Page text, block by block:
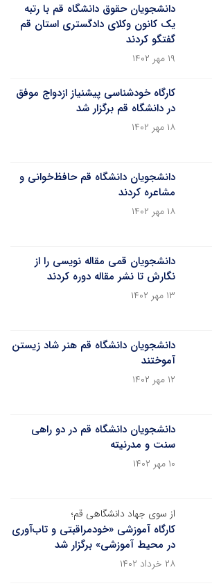
دانشجویان حقوق دانشگاه قم با رتبه
یک کانون وکلای دادگستری استان قم
گفتگو کردند
۱۹ مهر ۱۴۰۲
کارگاه خودشناسی پیشنیاز ازدواج موفق
در دانشگاه قم برگزار شد
۱۸ مهر ۱۴۰۲
دانشجویان دانشگاه قم حافظ‌خوانی و
مشاعره کردند
۱۸ مهر ۱۴۰۲
دانشجویان قمی مقاله نویسی را از
نگارش تا نشر مقاله دوره کردند
۱۳ مهر ۱۴۰۲
دانشجویان دانشگاه قم هنر شاد زیستن
آموختند
۱۲ مهر ۱۴۰۲
دانشجویان دانشگاه قم در دو راهی
سنت و مدرنیته
۱۰ مهر ۱۴۰۲
از سوی جهاد دانشگاهی قم؛
کارگاه آموزشی «خودمراقبتی و تاب‌آوری
در محیط آموزشی» برگزار شد
۲۸ خرداد ۱۴۰۲